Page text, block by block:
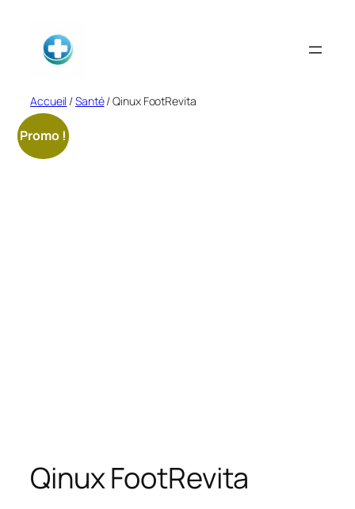
contenu
Accueil /Santé/ Qinux FootRevita
Promo !
Qinux FootRevita